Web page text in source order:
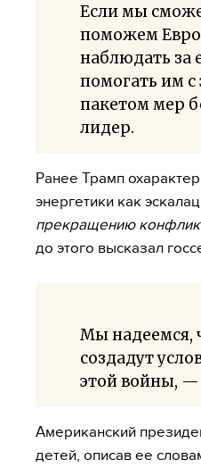
Если мы
поможем
наблюдать за
помогать им
пакетом мер
лидер.
Ранее Трамп
энергетики как
прекращению
до этого высказал
Мы надеемся,
создадут
этой войны, —
Американский
детей, описав ее